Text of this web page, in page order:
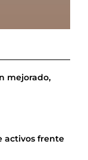
mejorado,
activos frente